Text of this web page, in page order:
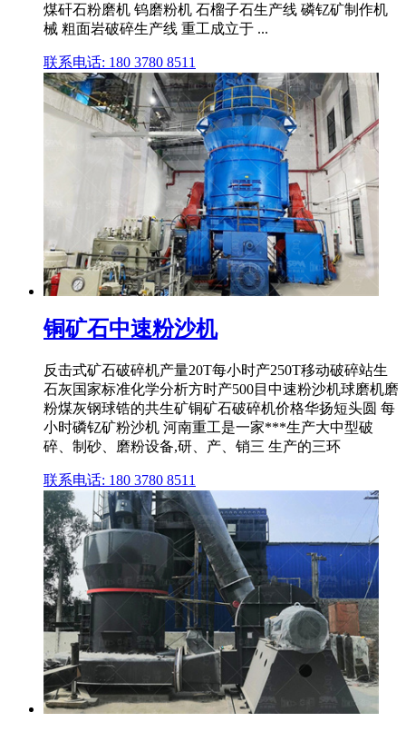
煤矸石粉磨机 钨磨粉机 石榴子石生产线 磷钇矿制作机
械 粗面岩破碎生产线 重工成立于 ...
联系电话: 180 3780 8511
铜矿石中速粉沙机
反击式矿石破碎机产量20T每小时产250T移动破碎站生
石灰国家标准化学分析方时产500目中速粉沙机球磨机磨
粉煤灰钢球锆的共生矿铜矿石破碎机价格华扬短头圆 每
小时磷钇矿粉沙机 河南重工是一家***生产大中型破
碎、制砂、磨粉设备,研、产、销三 生产的三环
联系电话: 180 3780 8511